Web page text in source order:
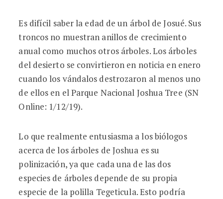
Es difícil saber la edad de un árbol de Josué. Sus
troncos no muestran anillos de crecimiento
anual como muchos otros árboles. Los árboles
del desierto se convirtieron en noticia en enero
cuando los vándalos destrozaron al menos uno
de ellos en el Parque Nacional Joshua Tree (SN
Online: 1/12/19).
Lo que realmente entusiasma a los biólogos
acerca de los árboles de Joshua es su
polinización, ya que cada una de las dos
especies de árboles depende de su propia
especie de la polilla Tegeticula. Esto podría